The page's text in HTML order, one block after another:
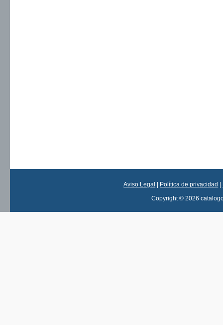
Aviso Legal Política de privacidad
Copyright © 2026